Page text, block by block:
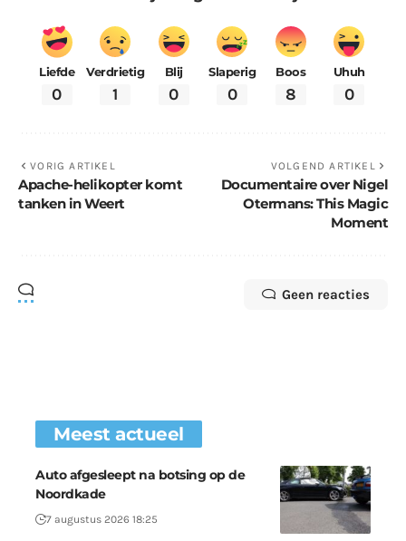
Liefde
0
Verdrietig
1
Blij
0
Slaperig
0
Boos
8
Uhuh
0
VORIG ARTIKEL
Apache-helikopter komt
tanken in Weert
VOLGEND ARTIKEL
Documentaire over Nigel
Otermans: This Magic
Moment
Geen reacties
Meest actueel
Auto afgesleept na botsing op de
Noordkade
7 augustus 2026 18:25